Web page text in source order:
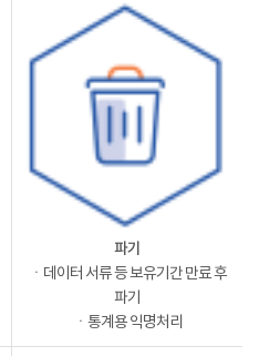
파기
ㆍ데이터 서류 등 보유기간 만료 후
파기
ㆍ통계용 익명처리